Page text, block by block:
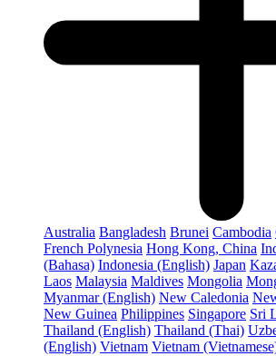
Australia Bangladesh Brunei Cambodia
French Polynesia Hong Kong, China
(Bahasa) Indonesia (English) Japan
Laos Malaysia Maldives Mongolia
Myanmar (English) New Caledonia
New Guinea Philippines Singapore Sri
Thailand (English) Thailand (Thai)
(English) Vietnam Vietnam